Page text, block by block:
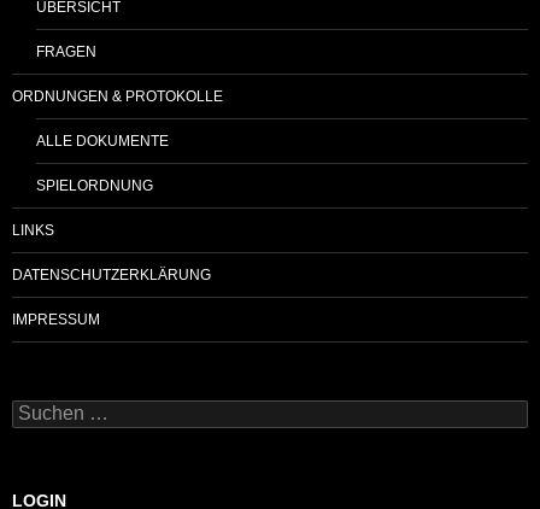
ÜBERSICHT
FRAGEN
ORDNUNGEN & PROTOKOLLE
ALLE DOKUMENTE
SPIELORDNUNG
LINKS
DATENSCHUTZERKLÄRUNG
IMPRESSUM
Suchen
nach:
LOGIN